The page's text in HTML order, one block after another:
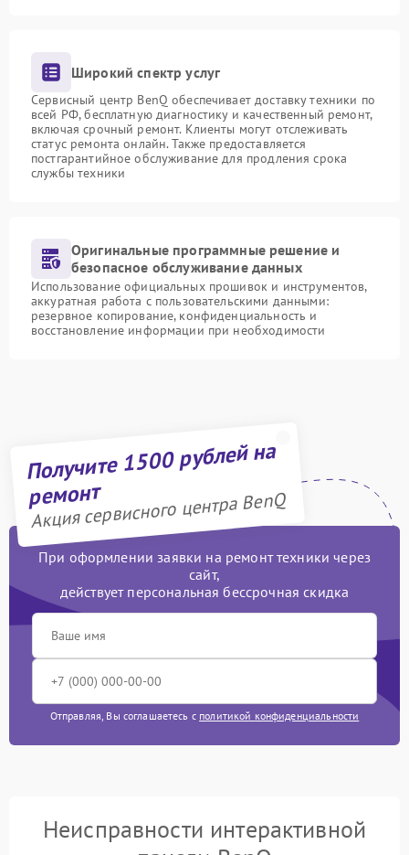
Широкий спектр услуг
Сервисный центр BenQ обеспечивает доставку техники по
всей РФ, бесплатную диагностику и качественный ремонт,
включая срочный ремонт. Клиенты могут отслеживать
статус ремонта онлайн. Также предоставляется
постгарантийное обслуживание для продления срока
службы техники
Оригинальные программные решение и
безопасное обслуживание данных
Использование официальных прошивок и инструментов,
аккуратная работа с пользовательскими данными:
резервное копирование, конфиденциальность и
восстановление информации при необходимости
Получите 1500 рублей на
ремонт
Акция сервисного центра BenQ
При оформлении заявки на ремонт техники через
сайт,
действует персональная бессрочная скидка
Отправляя, Вы соглашаетесь с политикой конфиденциальности
Неисправности интерактивной